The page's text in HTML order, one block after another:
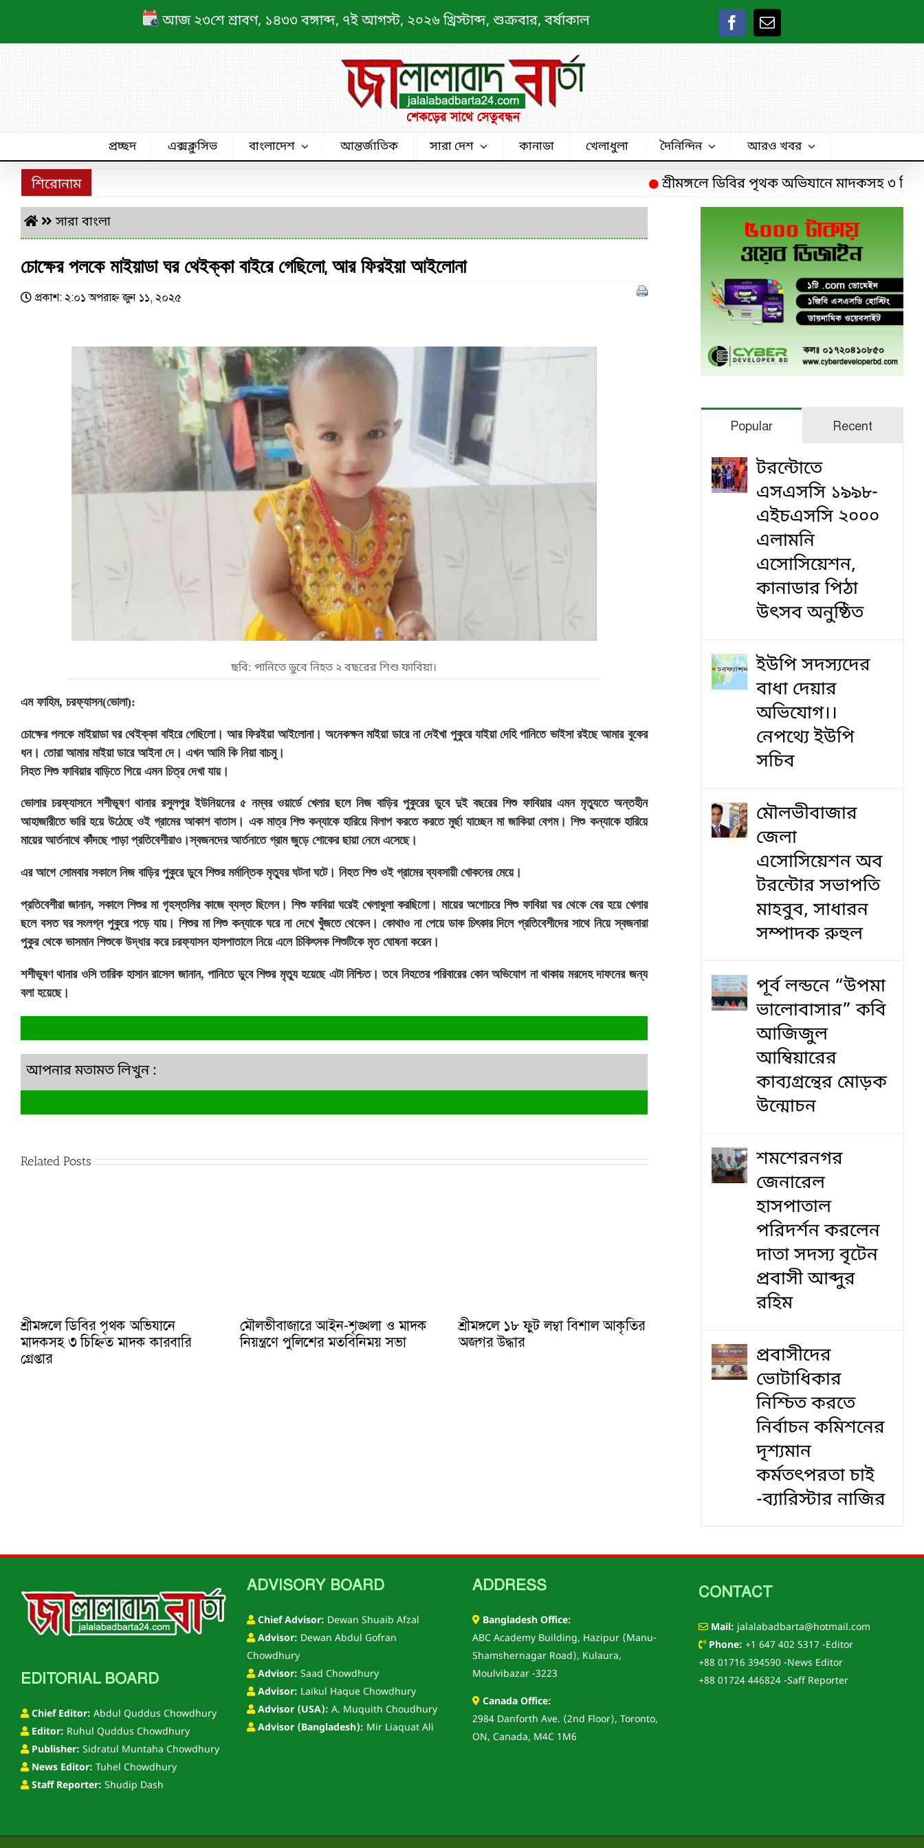
আজ ২৩শে শ্রাবণ, ১৪৩৩ বঙ্গাব্দ, ৭ই আগস্ট, ২০২৬ খ্রিস্টাব্দ, শুক্রবার, বর্ষাকাল
প্রচ্ছদ এক্সক্লুসিভ বাংলাদেশ আন্তর্জাতিক সারা দেশ কানাডা খেলাধুলা দৈনিন্দিন আরও খবর
শিরোনাম শ্রীমঙ্গলে ডিবির পৃথক অভিযানে মাদকসহ ৩ চিহ্নিত
সারা বাংলা
চোক্ষের পলকে মাইয়াডা ঘর থেইক্কা বাইরে গেছিলো, আর ফিরইয়া আইলোনা
প্রকাশ: ২:০১ অপরাহ্ণ জুন ১১, ২০২৫
ছবি: পানিতে ডুবে নিহত ২ বছরের শিশু ফাবিয়া।
এম ফাহিম, চরফ্যাসন(ভোলা):
চোক্ষের পলকে মাইয়াডা ঘর থেইক্কা বাইরে গেছিলো। আর ফিরইয়া আইলোনা। অনেকক্ষন মাইয়া ডারে না দেইখা পুকুরে যাইয়া দেহি পানিতে ভাইসা রইছে আমার বুকের
ধন। তোরা আমার মাইয়া ডারে আইনা দে। এখন আমি কি নিয়া বাচমু।
নিহত শিশু ফাবিয়ার বাড়িতে গিয়ে এমন চিত্র দেখা যায়।
ভোলার চরফ্যাসনে শশীভূষণ থানার রসুলপুর ইউনিয়নের ৫ নম্বর ওয়ার্ডে খেলার ছলে নিজ বাড়ির পুকুরের ডুবে দুই বছরের শিশু ফাবিয়ার এমন মৃত্যুতে অন্তহীন
আহাজারীতে ভারি হয়ে উঠেছে ওই গ্রামের আকাশ বাতাস। এক মাত্র শিশু কন্যাকে হারিয়ে বিলাপ করতে করতে মুর্ছা যাচ্ছেন মা জাকিয়া বেগম। শিশু কন্যাকে হারিয়ে
মায়ের আর্তনাথে কাঁদছে পাড়া প্রতিবেশীরাও।স্বজনদের আর্তনাতে গ্রাম জুড়ে শোকের ছায়া নেমে এসেছে।
এর আগে সোমবার সকালে নিজ বাড়ির পুকুরে ডুবে শিশুর মর্মান্তিক মৃত্যুর ঘটনা ঘটে। নিহত শিশু ওই গ্রামের ব্যবসায়ী খোকনের মেয়ে।
প্রতিবেশীরা জানান, সকালে শিশুর মা গৃহস্তলির কাজে ব্যস্ত ছিলেন। শিশু ফাবিয়া ঘরেই খেলাধুলা করছিলো। মায়ের অগোচরে শিশু ফাবিয়া ঘর থেকে বের হয়ে খেলার
ছলে বসত ঘর সংলগ্ন পুকুরে পড়ে যায়। শিশুর মা শিশু কন্যাকে ঘরে না দেখে খুঁজতে থেকেন। কোথাও না পেয়ে ডাক চিৎকার দিলে প্রতিবেশীদের সাথে নিয়ে স্বজনারা
পুকুর থেকে ভাসমান শিশুকে উদ্ধার করে চরফ্যাসন হাসপাতালে নিয়ে এলে চিকিৎসক শিশুটিকে মৃত ঘোষনা করেন।
শশীভূষণ থানার ওসি তারিক হাসান রাসেল জানান, পানিতে ডুবে শিশুর মৃত্যু হয়েছে এটা নিশ্চিত। তবে নিহতের পরিবারের কোন অভিযোগ না থাকায় মরদেহ দাফনের জন্য
বলা হয়েছে।
আপনার মতামত লিখুন :
Related Posts
শ্রীমঙ্গলে ডিবির পৃথক অভিযানে
মাদকসহ ৩ চিহ্নিত মাদক কারবারি
গ্রেপ্তার
মৌলভীবাজারে আইন-শৃঙ্খলা ও মাদক
নিয়ন্ত্রণে পুলিশের মতবিনিময় সভা
শ্রীমঙ্গলে ১৮ ফুট লম্বা বিশাল আকৃতির
অজগর উদ্ধার
Popular Recent
টরন্টোতে
এসএসসি ১৯৯৮-
এইচএসসি ২০০০
এলামনি
এসোসিয়েশন,
কানাডার পিঠা
উৎসব অনুষ্ঠিত
ইউপি সদস্যদের
বাধা দেয়ার
অভিযোগ।।
নেপথ্যে ইউপি
সচিব
মৌলভীবাজার
জেলা
এসোসিয়েশন অব
টরন্টোর সভাপতি
মাহবুব, সাধারন
সম্পাদক রুহুল
পূর্ব লন্ডনে “উপমা
ভালোবাসার” কবি
আজিজুল
আম্বিয়ারের
কাব্যগ্রন্থের মোড়ক
উন্মোচন
শমশেরনগর
জেনারেল
হাসপাতাল
পরিদর্শন করলেন
দাতা সদস্য বৃটেন
প্রবাসী আব্দুর
রহিম
প্রবাসীদের
ভোটাধিকার
নিশ্চিত করতে
নির্বাচন কমিশনের
দৃশ‍্যমান
কর্মতৎপরতা চাই
-ব্যারিস্টার নাজির
EDITORIAL BOARD
Chief Editor: Abdul Quddus Chowdhury
Editor: Ruhul Quddus Chowdhury
Publisher: Sidratul Muntaha Chowdhury
News Editor: Tuhel Chowdhury
Staff Reporter: Shudip Dash
ADVISORY BOARD
Chief Advisor: Dewan Shuaib Afzal
Advisor: Dewan Abdul Gofran
Chowdhury
Advisor: Saad Chowdhury
Advisor: Laikul Haque Chowdhury
Advisor (USA): A. Muquith Choudhury
Advisor (Bangladesh): Mir Liaquat Ali
ADDRESS
Bangladesh Office:
ABC Academy Building, Hazipur (Manu-
Shamshernagar Road), Kulaura,
Moulvibazar -3223
Canada Office:
2984 Danforth Ave. (2nd Floor), Toronto,
ON, Canada, M4C 1M6
CONTACT
Mail: jalalabadbarta@hotmail.com
Phone: +1 647 402 5317 -Editor
+88 01716 394590 -News Editor
+88 01724 446824 -Saff Reporter